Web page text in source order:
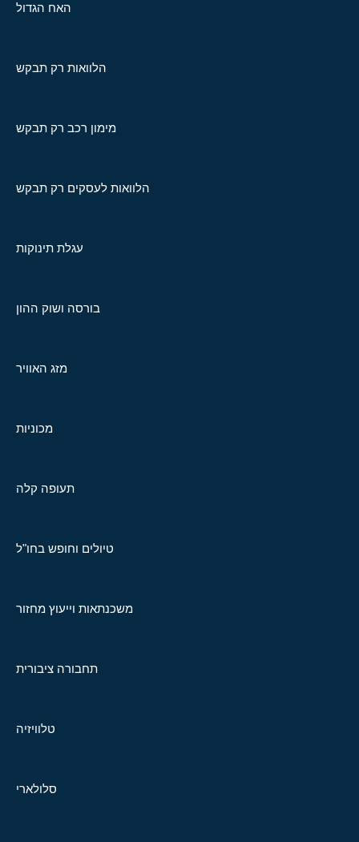
האח הגדול
הלוואות רק תבקש
מימון רכב רק תבקש
הלוואות לעסקים רק תבקש
עגלת תינוקות
בורסה ושוק ההון
מזג האוויר
מכוניות
תעופה קלה
טיולים וחופש בחו"ל
משכנתאות וייעוץ מחזור
תחבורה ציבורית
טלוויזיה
סלולארי